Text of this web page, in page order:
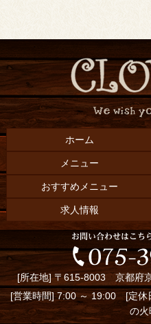
ホーム
メニュー
おすすめメニュー
求人情報
[所在地] 〒615-8003 京都府
[営業時間] 7:00 ～ 19:00 [定休
の火